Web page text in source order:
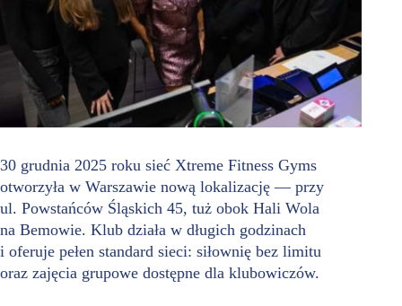
30 grudnia 2025 roku sieć Xtreme Fitness Gyms
otworzyła w Warszawie nową lokalizację — przy
ul. Powstańców Śląskich 45, tuż obok Hali Wola
na Bemowie. Klub działa w długich godzinach
i oferuje pełen standard sieci: siłownię bez limitu
oraz zajęcia grupowe dostępne dla klubowiczów.